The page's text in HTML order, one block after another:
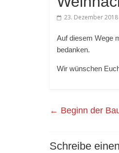
23. Dezember 2018
Auf diesem Wege
bedanken.
Wir wünschen
← Beginn der
Schreibe